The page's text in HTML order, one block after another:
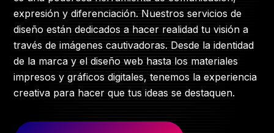
expresión y diferenciación. Nuestros servicios de
diseño están dedicados a hacer realidad tu visión a
través de imágenes cautivadoras. Desde la identidad
de la marca y el diseño web hasta los materiales
impresos y gráficos digitales, tenemos la experiencia
creativa para hacer que tus ideas se destaquen.